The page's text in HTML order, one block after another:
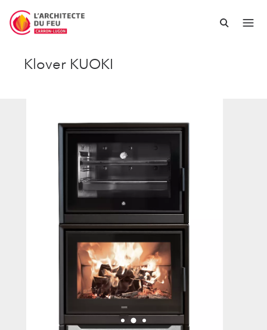
Klover KUOKI